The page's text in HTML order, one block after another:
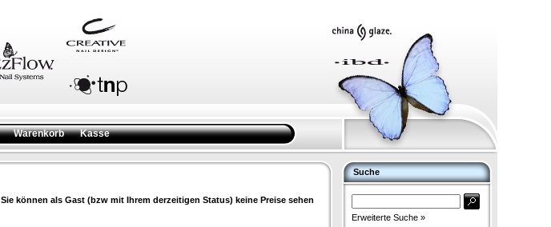
Warenkorb Kasse
Sie können als Gast (bzw mit Ihrem derzeitigen Status) keine Preise sehen
Suche
Erweiterte Suche »